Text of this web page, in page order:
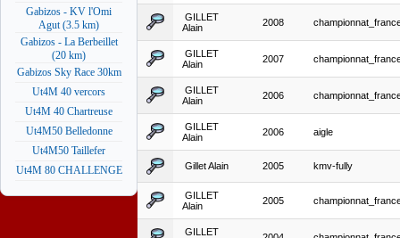
Gabizos - KV l'Omi
Agut (3.5 km)
Gabizos - La Berbeillet
(20 km)
Gabizos Sky Race 30km
Ut4M 40 vercors
Ut4M 40 Chartreuse
Ut4M50 Belledonne
Ut4M50 Taillefer
Ut4M 80 CHALLENGE
GILLET
Alain
2008
GILLET
Alain
2007
GILLET
Alain
2006
GILLET
Alain
2006 aigle
Gillet Alain 2005 kmv-fully
GILLET
Alain
2005
GILLET